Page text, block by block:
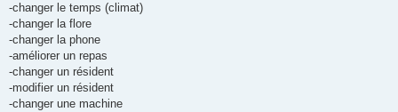
-changer le temps (climat)
-changer la flore
-changer la phone
-améliorer un repas
-changer un résident
-modifier un résident
-changer une machine